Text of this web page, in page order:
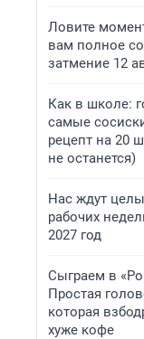
Ловите
вам полное
затмение 12
Как в школе:
самые
рецепт на 20
не останется)
Нас ждут
рабочих
2027 год
Сыграем в
Простая
которая
хуже кофе